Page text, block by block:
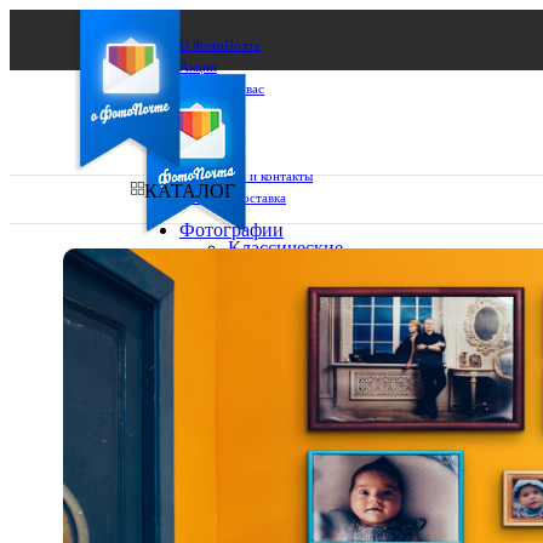
О ФотоПочте
Акции
Сделаем за вас
Бизнесу
FAQ
Франшиза
Поддержка и контакты
Оплата и доставка
Ваш город:
Выберите из списка:
КАТАЛОГ
Фотографии
Классические
10х10
10х15
15х15
15х20
20х20
20х30
30х30
30х40